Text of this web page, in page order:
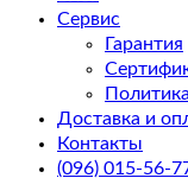
Сервис
Гарантия
Доставка и
Контакты
(096) 015-56-